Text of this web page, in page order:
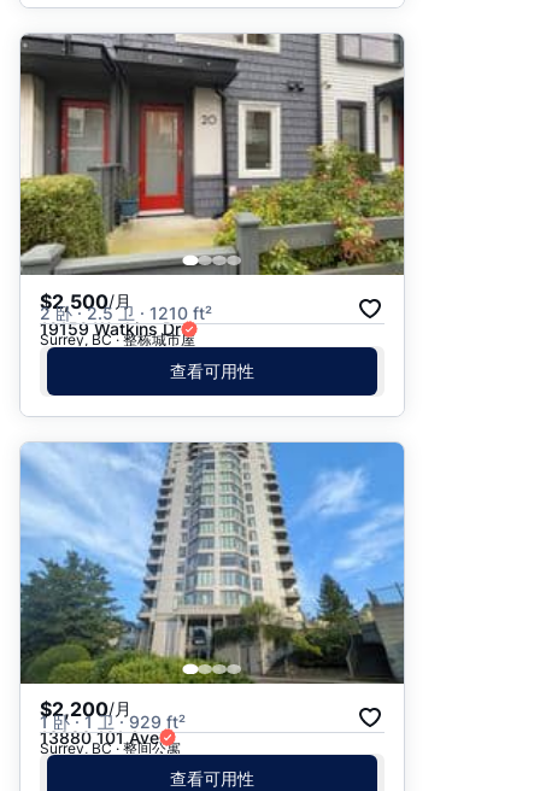
$2,500/月
2 卧 · 2.5 卫 · 1210 ft²
19159 Watkins Dr
Surrey, BC · 整栋城市屋
查看可用性
$2,200/月
1 卧 · 1 卫 · 929 ft²
13880 101 Ave
Surrey, BC · 整间公寓
查看可用性